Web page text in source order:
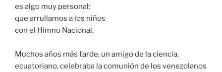
es algo muy personal:
que arrullamos a los niños
con el Himno Nacional.
Muchos años más tarde, un amigo de la ciencia,
ecuatoriano, celebraba la comunión de los venezolanos